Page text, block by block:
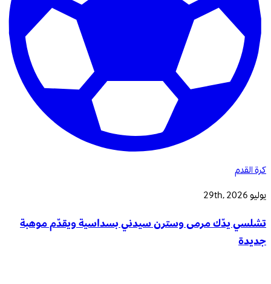
كرة القدم
يوليو 29th, 2026
تشلسي يدّك مرمى وسترن سيدني بسداسية ويقدّم موهبة
جديدة